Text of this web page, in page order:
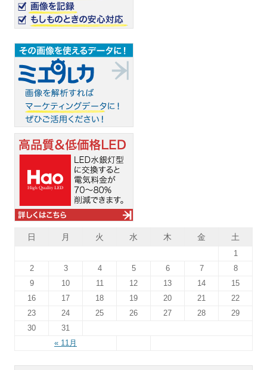
日 月 火 水 木 金 土
« 11月
1
2
3 4 5 6 7
8
9
10 11 12 13 14
15
16
17 18 19 20 21
22
23
24 25 26 27 28
29
30
31